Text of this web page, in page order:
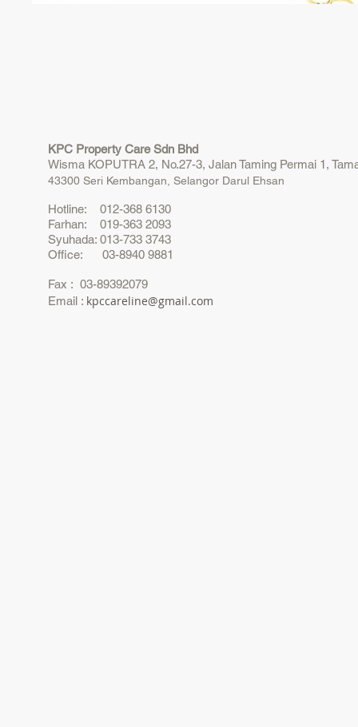
KPC Property Care Sdn Bhd
Wisma KOPUTRA 2, No.27-3, Jalan Taming Permai 1,
43300 Seri Kembangan, Selangor Darul Ehsan
Hotline: 012-368 6130
Farhan: 019-363 2093
Syuhada: 013-733 3743
Office: 03-8940 9881
Fax : 03-89392079
Email : kpccareline@gmail.com